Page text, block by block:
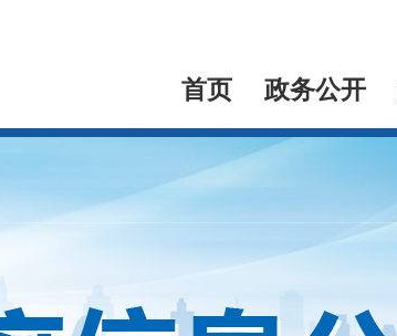
首页 政务公开